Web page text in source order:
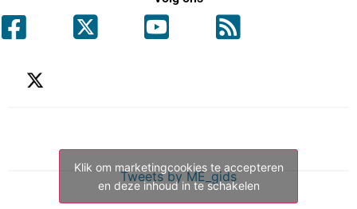
Tweets by ME_gids
Klik om marketingcookies te accepteren
en deze inhoud in te schakelen